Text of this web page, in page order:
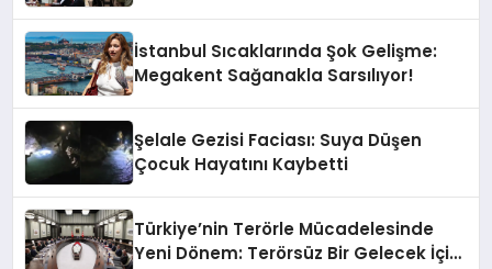
İstanbul Sıcaklarında Şok Gelişme:
Megakent Sağanakla Sarsılıyor!
Şelale Gezisi Faciası: Suya Düşen
Çocuk Hayatını Kaybetti
Türkiye’nin Terörle Mücadelesinde
Yeni Dönem: Terörsüz Bir Gelecek İçin